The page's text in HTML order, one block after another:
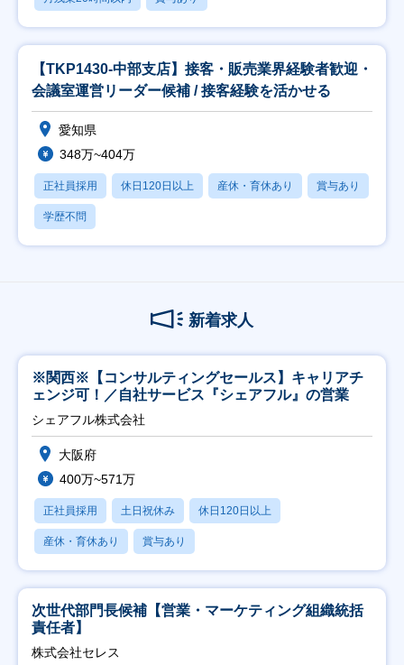
【TKP1430-中部支店】接客・販売業界経験者歓迎・
会議室運営リーダー候補 / 接客経験を活かせる
愛知県
348万~404万
正社員採用 休日120日以上 産休・育休あり 賞与あり
学歴不問
新着求人
※関西※【コンサルティングセールス】キャリアチ
ェンジ可！／自社サービス『シェアフル』の営業
シェアフル株式会社
大阪府
400万~571万
正社員採用 土日祝休み 休日120日以上
産休・育休あり 賞与あり
次世代部門長候補【営業・マーケティング組織統括
責任者】
株式会社セレス